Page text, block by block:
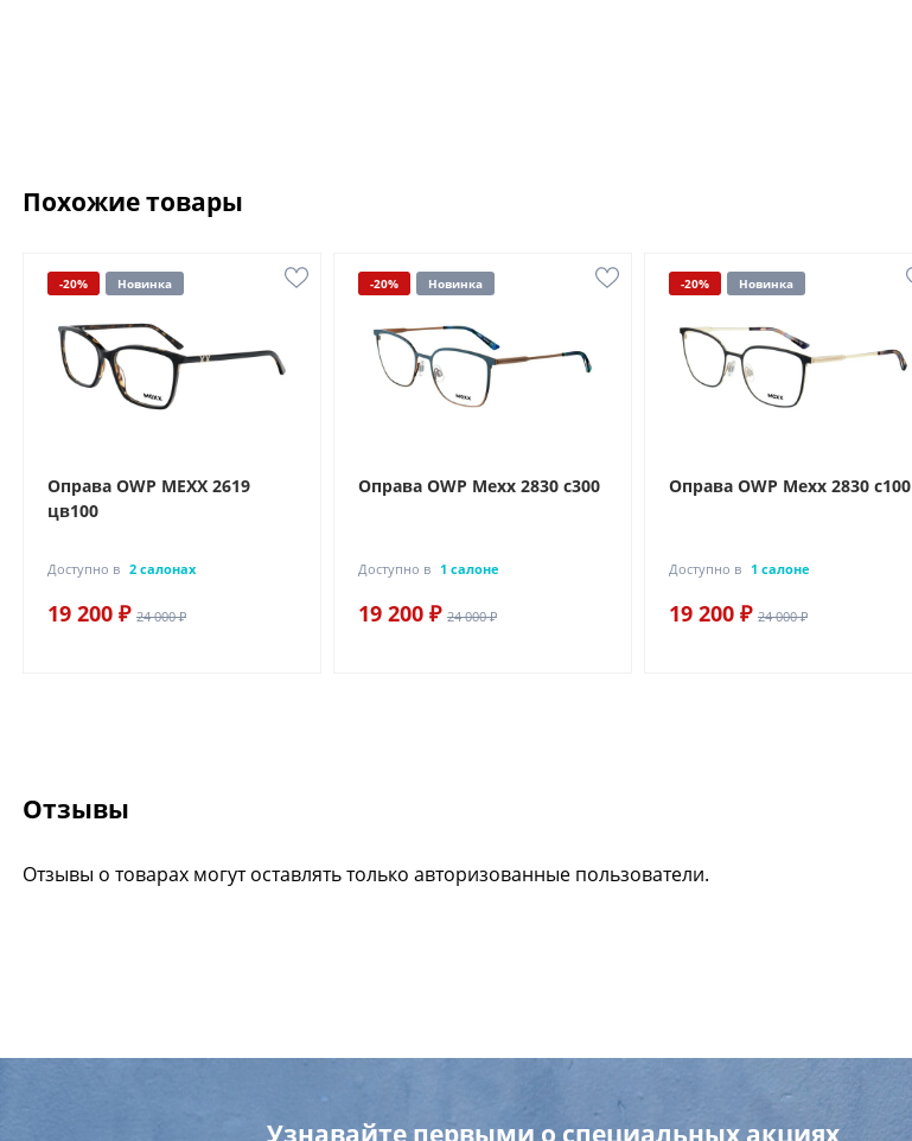
Похожие товары
-20% Новинка
Оправа OWP MEXX 2619
цв100
Доступно в 2 салонах
19 200 ₽ 24 000 ₽
-20% Новинка
Оправа OWP Mexx 2830 c300
Доступно в 1 салоне
19 200 ₽ 24 000 ₽
-20% Новинка
Оправа OWP Mexx 2830 c100
Доступно в 1 салоне
19 200 ₽ 24 000 ₽
Отзывы
Отзывы о товарах могут оставлять только авторизованные пользователи.
Узнавайте первыми о специальных акциях